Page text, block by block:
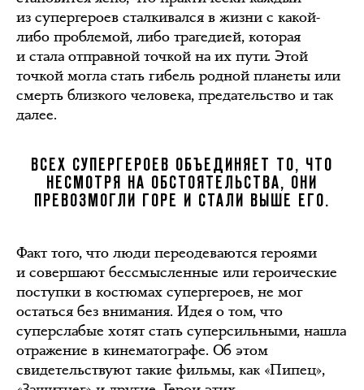
из супергероев сталкивался в жизни с какой-
либо проблемой, либо трагедией, которая
и стала отправной точкой на их пути. Этой
точкой могла стать гибель родной планеты или
смерть близкого человека, предательство и так
далее.
ВСЕХ СУПЕРГЕРОЕВ ОБЪЕДИНЯЕТ ТО, ЧТО
НЕСМОТРЯ НА ОБСТОЯТЕЛЬСТВА, ОНИ
ПРЕВОЗМОГЛИ ГОРЕ И СТАЛИ ВЫШЕ ЕГО.
Факт того, что люди переодеваются героями
и совершают бессмысленные или героические
поступки в костюмах супергероев, не мог
остаться без внимания. Идея о том, что
суперслабые хотят стать суперсильными, нашла
отражение в кинематографе. Об этом
свидетельствуют такие фильмы, как «Пипец»,